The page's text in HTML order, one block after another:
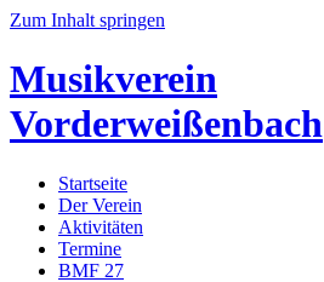
Zum Inhalt springen
Musikverein
Vorderweißenbach
Startseite
Der Verein
Aktivitäten
Termine
BMF 27